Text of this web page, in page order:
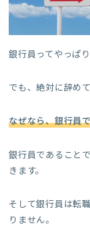
銀行員ってやっぱ
でも、絶対に辞め
なぜなら、銀行員
銀行員であること
きます。
そして銀行員は転
りません。